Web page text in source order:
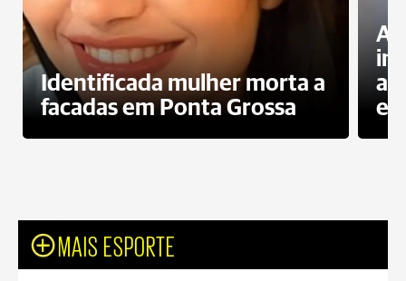
Identificada mulher morta a
facadas em Ponta Grossa
MAIS ESPORTE